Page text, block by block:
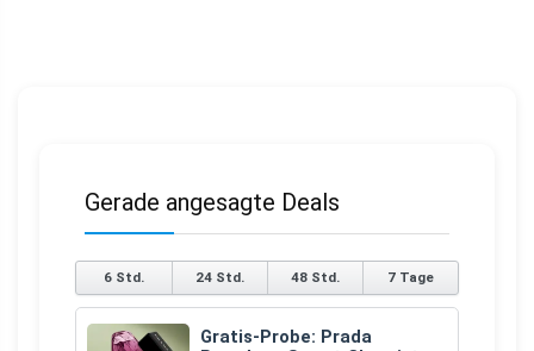
Gerade angesagte Deals
6 Std. 24 Std. 48 Std. 7 Tage
Gratis-Probe: Prada